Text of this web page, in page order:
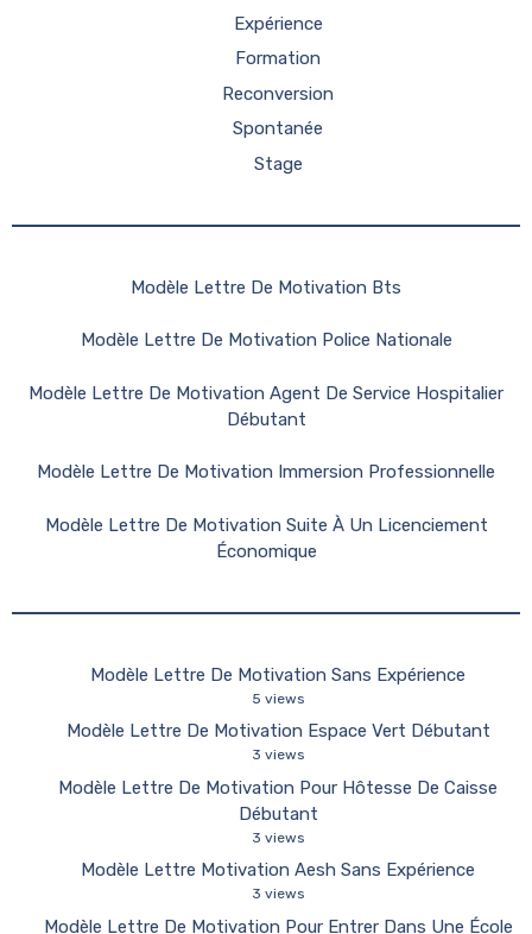
Expérience
Formation
Reconversion
Spontanée
Stage
Modèle Lettre De Motivation Bts
Modèle Lettre De Motivation Police Nationale
Modèle Lettre De Motivation Agent De Service Hospitalier
Débutant
Modèle Lettre De Motivation Immersion Professionnelle
Modèle Lettre De Motivation Suite À Un Licenciement
Économique
Modèle Lettre De Motivation Sans Expérience
5 views
Modèle Lettre De Motivation Espace Vert Débutant
3 views
Modèle Lettre De Motivation Pour Hôtesse De Caisse
Débutant
3 views
Modèle Lettre Motivation Aesh Sans Expérience
3 views
Modèle Lettre De Motivation Pour Entrer Dans Une École